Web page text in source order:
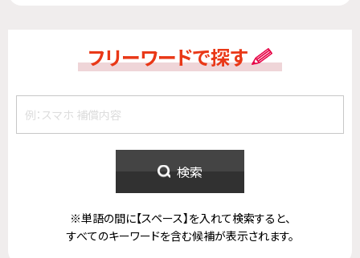
フリーワードで探す
検索
※単語の間に【スペース】を入れて検索すると、
すべてのキーワードを含む候補が表示されます。